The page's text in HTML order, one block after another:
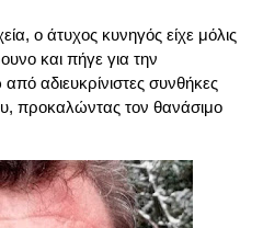
ο άτυχος κυνηγός είχε μόλις
και πήγε για την
αδιευκρίνιστες συνθήκες
προκαλώντας τον θανάσιμο